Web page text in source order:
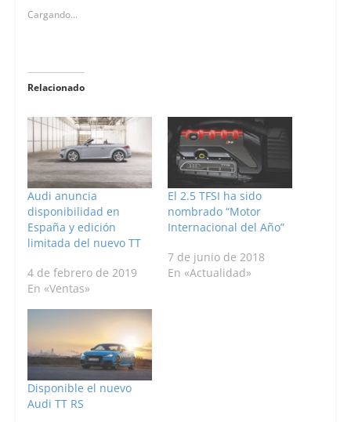
Cargando...
Relacionado
Audi anuncia
disponibilidad en
España y edición
limitada del nuevo TT
4 de febrero de 2019
En «Ventas»
El 2.5 TFSI ha sido
nombrado “Motor
Internacional del Año”
7 de junio de 2018
En «Actualidad»
Disponible el nuevo
Audi TT RS